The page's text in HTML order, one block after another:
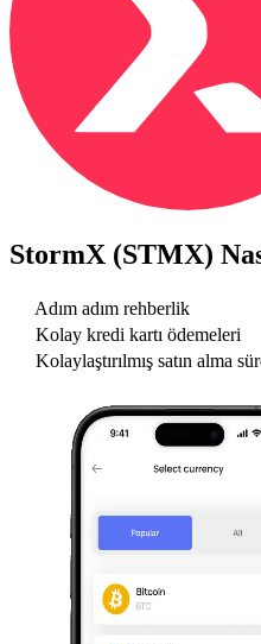
StormX (STMX)
Adım adım rehberlik
Kolay kredi kartı ödemeleri
Kolaylaştırılmış satın alma